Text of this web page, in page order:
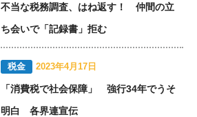
不当な税務調査、はね返す！ 仲間の立
ち会いで「記録書」拒む
税金 2023年4月17日
「消費税で社会保障」 強行34年でうそ
明白 各界連宣伝